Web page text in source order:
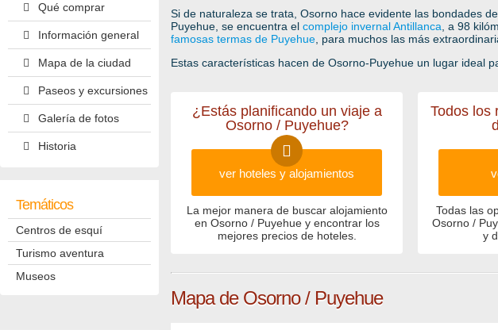
Qué comprar
Información general
Mapa de la ciudad
Paseos y excursiones
Galería de fotos
Historia
Temáticos
Centros de esquí
Turismo aventura
Museos
Si de naturaleza se trata, Osorno hace evidente las bondades
Puyehue, se encuentra el complejo invernal Antillanca , a 98
famosas termas de Puyehue , para muchos las más
Estas características hacen de Osorno-Puyehue un lugar ideal
¿Estás planificando un viaje a
Osorno / Puyehue?
ver hoteles y alojamientos
La mejor manera de buscar alojamiento
en Osorno / Puyehue y encontrar los
mejores precios de hoteles.
Todos los
Todas las
Osorno /
y
Mapa de Osorno / Puyehue